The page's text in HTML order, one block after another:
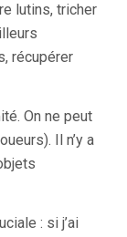
lutins, tricher
récupérer
On ne peut
Il n’y a
: si j’ai